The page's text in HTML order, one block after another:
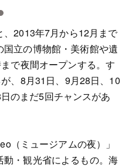
2013年7月から12月まで
立の博物館・美術館や遺
で夜間オープンする。す
、8月31日、9月28日、10
のまだ5回チャンスがあ
（ミュージアムの夜）」
・観光省によるもの。海